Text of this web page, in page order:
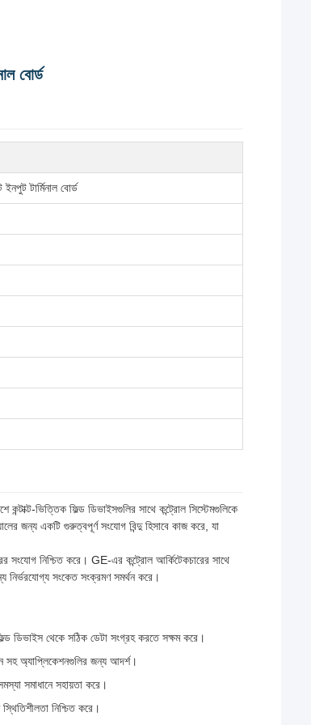
বোর্ড
টার্মিনাল বোর্ড
ভিত্তিক ফিল্ড ডিভাইসগুলির সাথে কন্ট্রোল সিস্টেমগুলিকে
জন্য একটি গুরুত্বপূর্ণ সংযোগ বিন্দু হিসাবে কাজ করে, যা
সংযোগ নিশ্চিত করে। GE-এর কন্ট্রোল আর্কিটেকচারের সাথে
নির্ভরযোগ্য সংকেত সংক্রমণ সমর্থন করে।
ডিভাইস থেকে সঠিক ডেটা সংগ্রহ করতে সক্ষম করে।
সহ অ্যাপ্লিকেশনগুলির জন্য আদর্শ।
সমাধানে সহায়তা করে।
নিশ্চিত করে।